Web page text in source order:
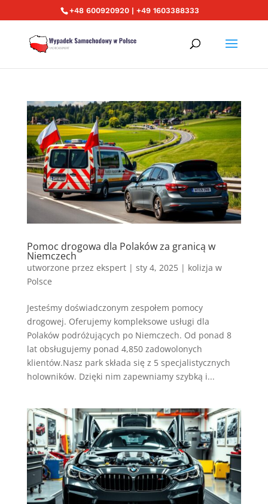
+48 600920920 | +49 1603388333
Pomoc drogowa dla Polaków za granicą w
Niemczech
utworzone przez ekspert| sty 4, 2025| kolizja w
Polsce
Jesteśmy doświadczonym zespołem pomocy
drogowej. Oferujemy kompleksowe usługi dla
Polaków podróżujących po Niemczech. Od ponad 8
lat obsługujemy ponad 4,850 zadowolonych
klientów.Nasz park składa się z 5 specjalistycznych
holowników. Dzięki nim zapewniamy szybką i...